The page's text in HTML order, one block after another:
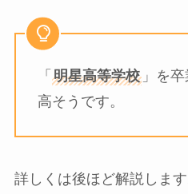
「 明星高等学校」を
高そうです。
詳しくは後ほど解説します